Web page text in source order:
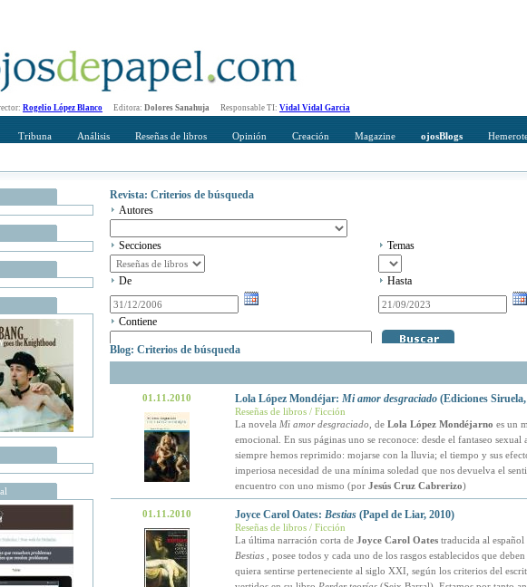
Rogelio López Blanco Editora: Dolores Sanahuja Responsable TI: Vidal Vidal Garcia
Tribuna Análisis Reseñas de libros Opinión Creación Magazine ojosBlogs
Revista: Criterios de búsqueda
Autores
Secciones Temas
De Hasta
Contiene
Blog: Criterios de búsqueda
01.11.2010 Lola López Mondéjar: Mi amor desgraciado(Ediciones Siruela,
Reseñas de libros / Ficción
La novela Mi amor desgraciado , de Lola López Mondéjarno es un
emocional. En sus páginas uno se reconoce: desde el fantaseo sexual
siempre hemos reprimido: mojarse con la lluvia; el tiempo y sus
imperiosa necesidad de una mínima soledad que nos devuelva el
encuentro con uno mismo (por Jesús Cruz Cabrerizo)
01.11.2010 Joyce Carol Oates: Bestias(Papel de Liar, 2010)
Reseñas de libros / Ficción
La última narración corta de Joyce Carol Oatestraducida al español
Bestias, posee todos y cada uno de los rasgos establecidos que
quiera sentirse perteneciente al siglo XXI, según los criterios del